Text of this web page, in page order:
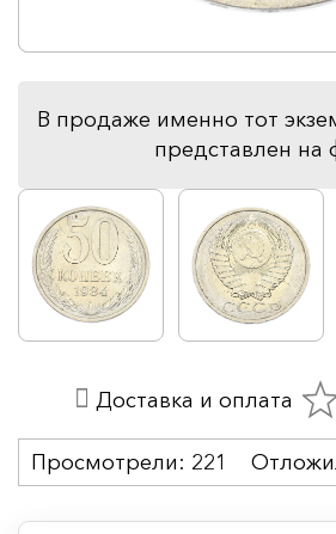
В продаже именно тот
представлен на
Просмотрели: 221
Доставка и оплата